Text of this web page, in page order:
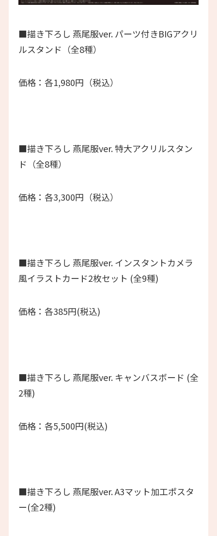
■描き下ろし 燕尾服ver. パーツ付きBIGアクリ
ルスタンド（全8種）
価格：各1,980円（税込）
■描き下ろし 燕尾服ver. 特大アクリルスタン
ド（全8種）
価格：各3,300円（税込）
■描き下ろし 燕尾服ver. インスタントカメラ
風イラストカード2枚セット (全9種)
価格：各385円(税込)
■描き下ろし 燕尾服ver. キャンバスボード (全
2種)
価格：各5,500円(税込)
■描き下ろし 燕尾服ver. A3マット加工ポスタ
ー(全2種)